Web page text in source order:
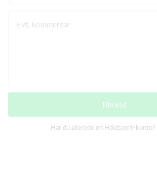
Evt. kommentar
Tilmeld
Har du allerede en Holdsport-konto?